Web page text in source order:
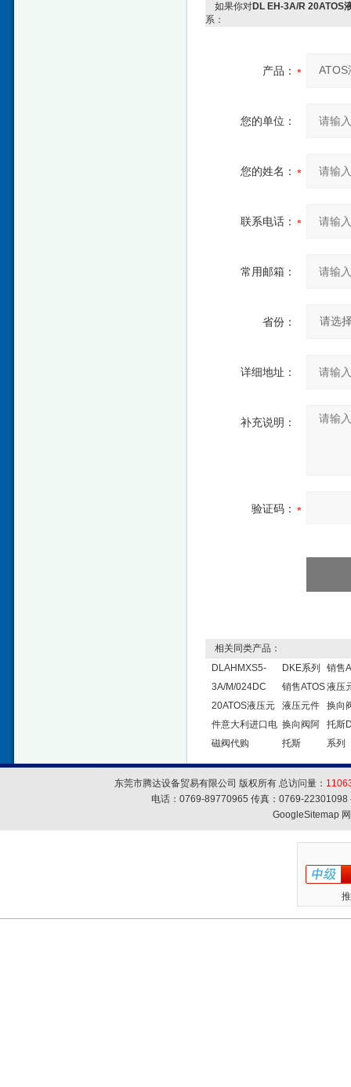
如果你对DL EH-3A/R 20ATOS
系：
产品：
您的单位：
您的姓名：
联系电话：
常用邮箱：
省份：
详细地址：
补充说明：
验证码：
相关同类产品：
DLAHMXS5-
3A/M/024DC
20ATOS液压元
件意大利进口电
磁阀代购
DKE系列
销售ATOS
液压元件
换向阀阿
托斯
销售
液压
换向
托斯
系列
东莞市腾达设备贸易有限公司 版权所有 总访问量：
电话：0769-89770965 传真：0769-
GoogleSitemap网